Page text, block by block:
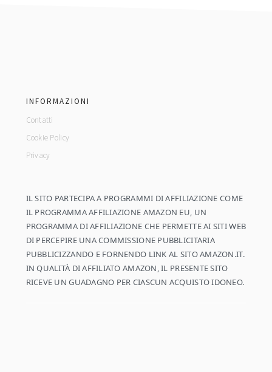
INFORMAZIONI
Contatti
Cookie Policy
Privacy
IL SITO PARTECIPA A PROGRAMMI DI AFFILIAZIONE COME
IL PROGRAMMA AFFILIAZIONE AMAZON EU, UN
PROGRAMMA DI AFFILIAZIONE CHE PERMETTE AI SITI WEB
DI PERCEPIRE UNA COMMISSIONE PUBBLICITARIA
PUBBLICIZZANDO E FORNENDO LINK AL SITO AMAZON.IT.
IN QUALITÀ DI AFFILIATO AMAZON, IL PRESENTE SITO
RICEVE UN GUADAGNO PER CIASCUN ACQUISTO IDONEO.